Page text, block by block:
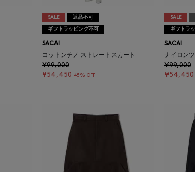
SALE 返品不可
ギフトラッピング不可
SACAI
コットンチノ ストレートスカート
¥99,000
¥54,450 45% OFF
SALE
ギフトラ
SACAI
ナイロン
¥99,000
¥54,450